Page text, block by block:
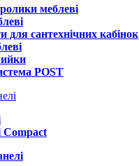
меблеві
для сантехнічних кабінок
POST
Compact